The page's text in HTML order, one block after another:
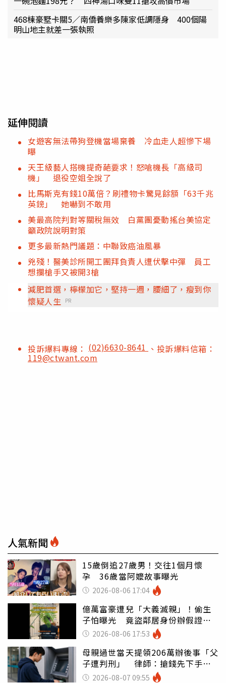
468棟豪墅卡關5∕南僑養樂多陳家低調隱身 400個陽
明山地主就差一張執照
延伸閱讀
女遊客無法帶狗登機當場棄養 冷血走人超慘下場
曝
天王級藝人搭機提奇葩要求！怒嗆機長「高級司
機」 退役空姐全說了
比馬斯克有錢10萬倍？刷禮物卡驚見餘額「63千兆
英鎊」 她嚇到不敢用
美最高院判對等關稅無效 白黨團憂動搖台美協定
籲政院說明對策
更多最新熱門議題：中聯致癌油風暴
兇殘！醫美診所開工團拜負責人遭伏擊中彈 員工
想攔槍手又被開3槍
減肥首選，檸檬加它，堅持一週，腰細了，瘦到你
懷疑人生 PR
投訴爆料專線： (02)6630-8641 、投訴爆料信箱：
119@ctwant.com
人氣新聞
15歲倒追27歲男！交往1個月懷
孕 36歲當阿嬤故事曝光
2026-08-06 17:04
億萬富豪遭兒「大義滅親」！偷生
子怕曝光 竟盜鄰居身份辦假證落
戶 2026-08-06 17:53
母親過世當天提領206萬辦後事「父
子遭判刑」 律師：搶錢先下手是
罪 2026-08-07 09:55